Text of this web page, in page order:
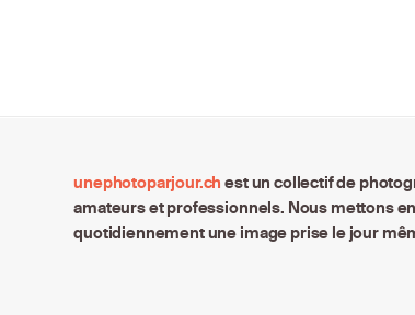
unephotoparjour.ch est un collectif de
amateurs et professionnels. Nous mettons
quotidiennement une image prise le jour